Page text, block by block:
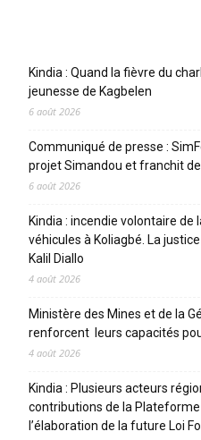
Kindia : Quand la fièvre du
jeunesse de Kagbelen
6 août 2026
Communiqué de presse :
projet Simandou et franchit
6 août 2026
Kindia : incendie volontaire
véhicules à Koliagbé. La
Kalil Diallo
4 août 2026
Ministère des Mines et de la
renforcent leurs capacités
4 août 2026
Kindia : Plusieurs acteurs
contributions de la
l’élaboration de la future Loi